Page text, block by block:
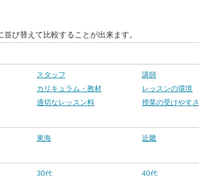
び替えて比較することが出来ます。
スタッフ
講師
カリキュラム・教材
レッスンの環境
適切なレッスン料
授業の受けやすさ
東海
近畿
30代
40代